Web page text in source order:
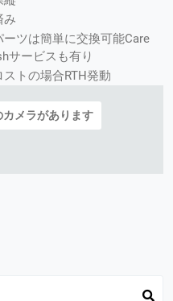
み
ーツは簡単に交換可能Care
サービスも有り
ストの場合RTH発動
メラがあります